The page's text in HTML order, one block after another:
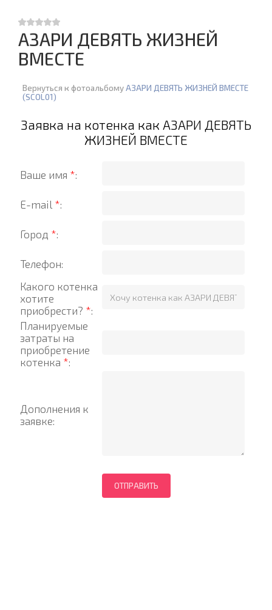
АЗАРИ ДЕВЯТЬ ЖИЗНЕЙ
ВМЕСТЕ
Вернуться к фотоальбомуАЗАРИ ДЕВЯТЬ ЖИЗНЕЙ ВМЕСТЕ
(SCOL01)
Заявка на котенка как АЗАРИ ДЕВЯТЬ
ЖИЗНЕЙ ВМЕСТЕ
Ваше имя *:
E-mail *:
Город *:
Телефон:
Какого котенка
хотите
приобрести? *:
Планируемые
затраты на
приобретение
котенка *:
Дополнения к
заявке: